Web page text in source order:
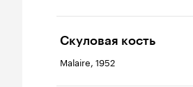
Скуловая кость
Malaire, 1952